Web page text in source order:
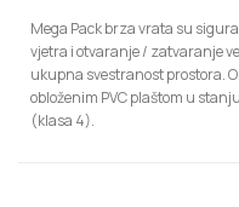
Mega Pack brza vrata su
vjetra i otvaranje / zatvaranje
ukupna svestranost prostora.
obloženim PVC plaštom u
(klasa 4).